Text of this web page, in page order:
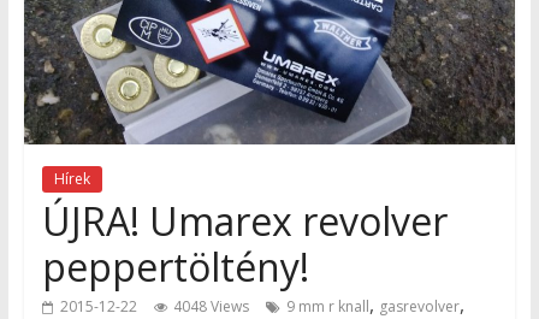
Hírek
ÚJRA! Umarex revolver
peppertöltény!
2015-12-22 4048 Views 9 mm r knall, gasrevolver,